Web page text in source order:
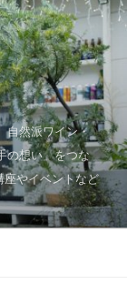
自然派ワイン・
の想い」をつな
座やイベントなど